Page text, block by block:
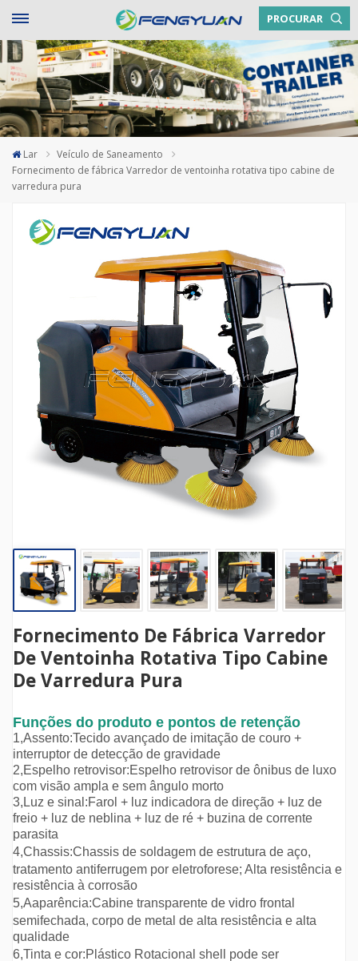
PROCURAR
Lar
Veículo de Saneamento
Fornecimento de fábrica Varredor de ventoinha rotativa tipo cabine de
varredura pura
Fornecimento De Fábrica Varredor
De Ventoinha Rotativa Tipo Cabine
De Varredura Pura
Funções do produto e pontos de retenção
1,Assento:Tecido avançado de imitação de couro +
interruptor de detecção de gravidade
2,Espelho retrovisor:Espelho retrovisor de ônibus de luxo
com visão ampla e sem ângulo morto
3,Luz e sinal:Farol + luz indicadora de direção + luz de
freio + luz de neblina + luz de ré + buzina de corrente
parasita
4,Chassis:Chassis de soldagem de estrutura de aço,
tratamento antiferrugem por eletroforese; Alta resistência e
resistência à corrosão
5,Aaparência:Cabine transparente de vidro frontal
semifechada, corpo de metal de alta resistência e alta
qualidade
6,Tinta e cor:Plástico Rotacional shell pode ser